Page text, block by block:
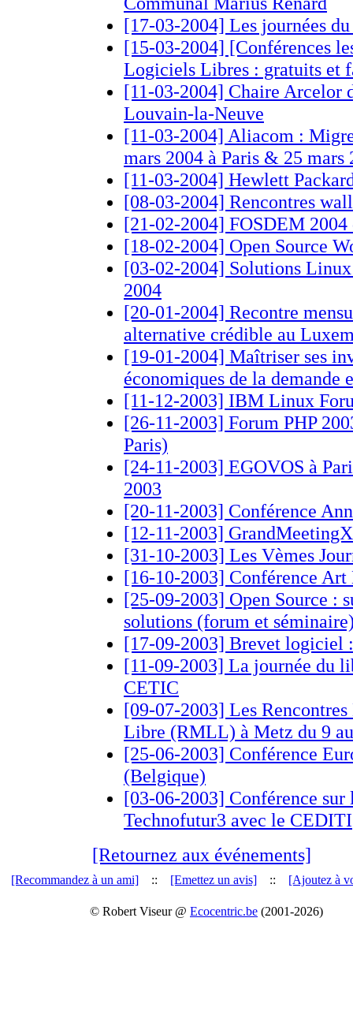
[17-03-2004] Les journées
[15-03-2004] [Conférences
Logiciels Libres : gratuits et
[11-03-2004] Chaire Arcelor
Louvain-la-Neuve
[11-03-2004] Aliacom :
mars 2004 à Paris & 25 mars
[11-03-2004] Hewlett
[08-03-2004] Rencontres
[21-02-2004] FOSDEM
[18-02-2004] Open Source
[03-02-2004] Solutions
2004
[20-01-2004] Recontre
alternative crédible au
[19-01-2004] Maîtriser ses
économiques de la demande
[11-12-2003] IBM Linux
[26-11-2003] Forum PHP
Paris)
[24-11-2003] EGOVOS à
2003
[20-11-2003] Conférence
[12-11-2003]
[31-10-2003] Les Vèmes
[16-10-2003] Conférence
[25-09-2003] Open Source :
solutions (forum et
[17-09-2003] Brevet logiciel
[11-09-2003] La journée du
CETIC
[09-07-2003] Les
Libre (RMLL) à Metz du 9
[25-06-2003] Conférence
(Belgique)
[03-06-2003] Conférence
Technofutur3 avec le CEDITI
[Retournez aux événements]
[Recommandez à un ami] :: [Emettez un avis] :: [Ajoutez à
© Robert Viseur @ Ecocentric.be (2001-2026)